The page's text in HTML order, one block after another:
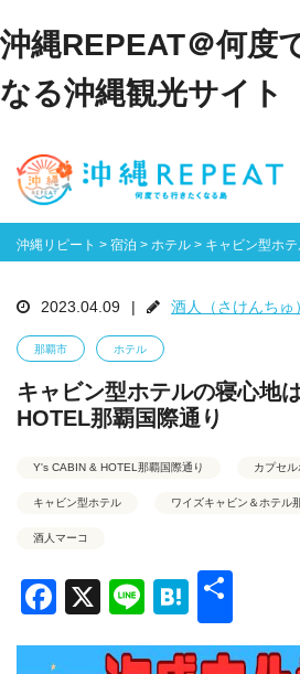
沖縄REPEAT＠何度
なる沖縄観光サイト
沖縄リピート > 宿泊 > ホテル > キャビン型ホ
2023.04.09 | 酒人（さけんちゅ
那覇市 ホテル
キャビン型ホテルの寝心地
HOTEL那覇国際通り
Y's CABIN & HOTEL那覇国際通り カプセ
キャビン型ホテル ワイズキャビン＆ホテル
酒人マーコ
Facebook
X LineHatena